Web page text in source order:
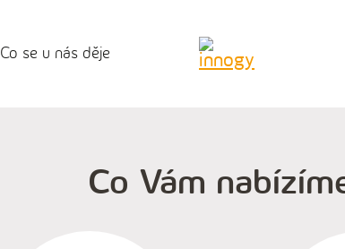
Co se u nás děje
Co Vám